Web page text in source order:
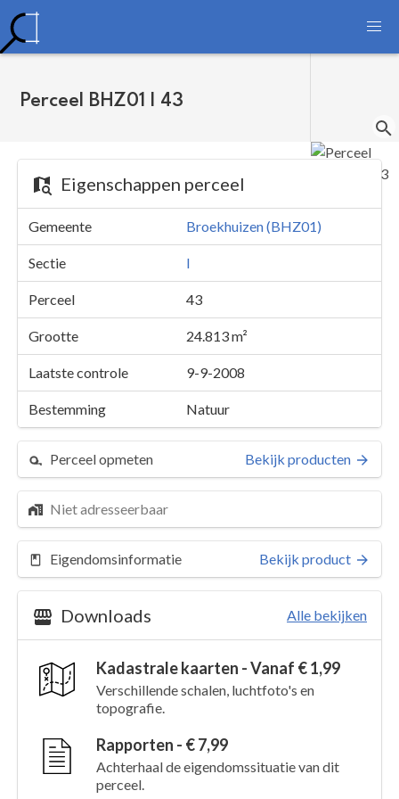
Perceel BHZ01 I 43
Eigenschappen perceel
Gemeente Broekhuizen (BHZ01)
Sectie I
Perceel 43
Grootte 24.813 m²
Laatste controle 9-9-2008
Bestemming Natuur
Perceel opmeten Bekijk producten
Niet adresseerbaar
Eigendomsinformatie Bekijk product
Downloads Alle bekijken
Kadastrale kaarten - Vanaf € 1,99
Verschillende schalen, luchtfoto's en
topografie.
Rapporten - € 7,99
Achterhaal de eigendomssituatie van dit
perceel.
Perceel 43
Kaarten en rapporten